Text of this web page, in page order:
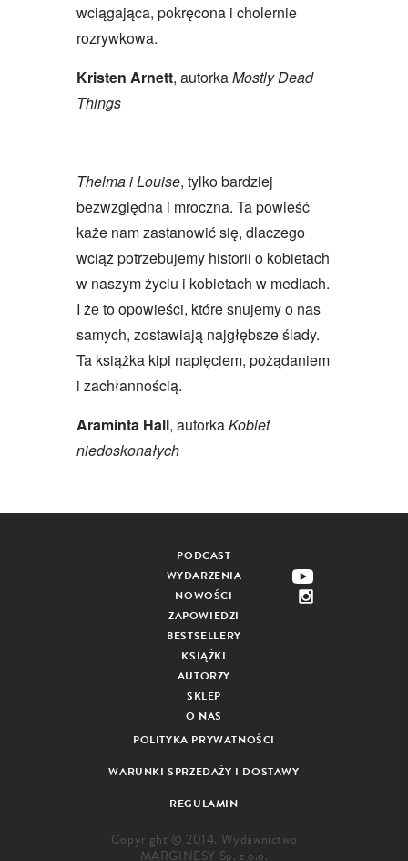
wciągająca, pokręcona i cholernie
rozrywkowa.
Kristen Arnett, autorkaMostly Dead
Things
Thelma i Louise, tylko bardziej
bezwzględna i mroczna. Ta powieść
każe nam zastanowić się, dlaczego
wciąż potrzebujemy historii o kobietach
w naszym życiu i kobietach w mediach.
I że to opowieści, które snujemy o nas
samych, zostawiają najgłębsze ślady.
Ta książka kipi napięciem, pożądaniem
i zachłannością.
Araminta Hall, autorkaKobiet
niedoskonałych
PODCAST
WYDARZENIA
NOWOŚCI
ZAPOWIEDZI
BESTSELLERY
KSIĄŻKI
AUTORZY
SKLEP
O NAS
POLITYKA PRYWATNOŚCI
WARUNKI SPRZEDAŻY I DOSTAWY
REGULAMIN
Copyright © 2014. Wydawnictwo
MARGINESY Sp. z o.o.